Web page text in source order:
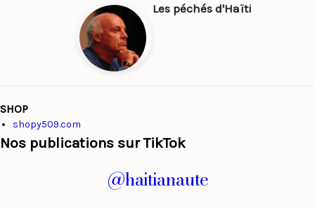
Les péchés d'Haïti
SHOP
shopy509.com
Nos publications sur TikTok
@haitianaute